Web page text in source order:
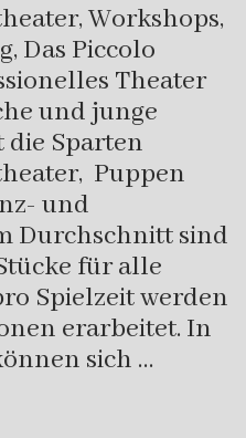
Workshops,
Das Piccolo
Theater
und junge
die Sparten
Puppen
und
Durchschnitt sind
für alle
Spielzeit werden
erarbeitet. In
sich …